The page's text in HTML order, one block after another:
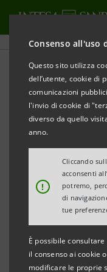
Consenso all'uso
Questo sito utilizza
dell’utente, cookie di
comunicazioni
l'invio di cookie di
diverso da quello
anno.
!
Cliccando
acconsenti
potremo,
di
tue
È possibile
il consenso ai cookie
modificare le proprie
di
“Partigiana Vinka:
podcast di Intesa